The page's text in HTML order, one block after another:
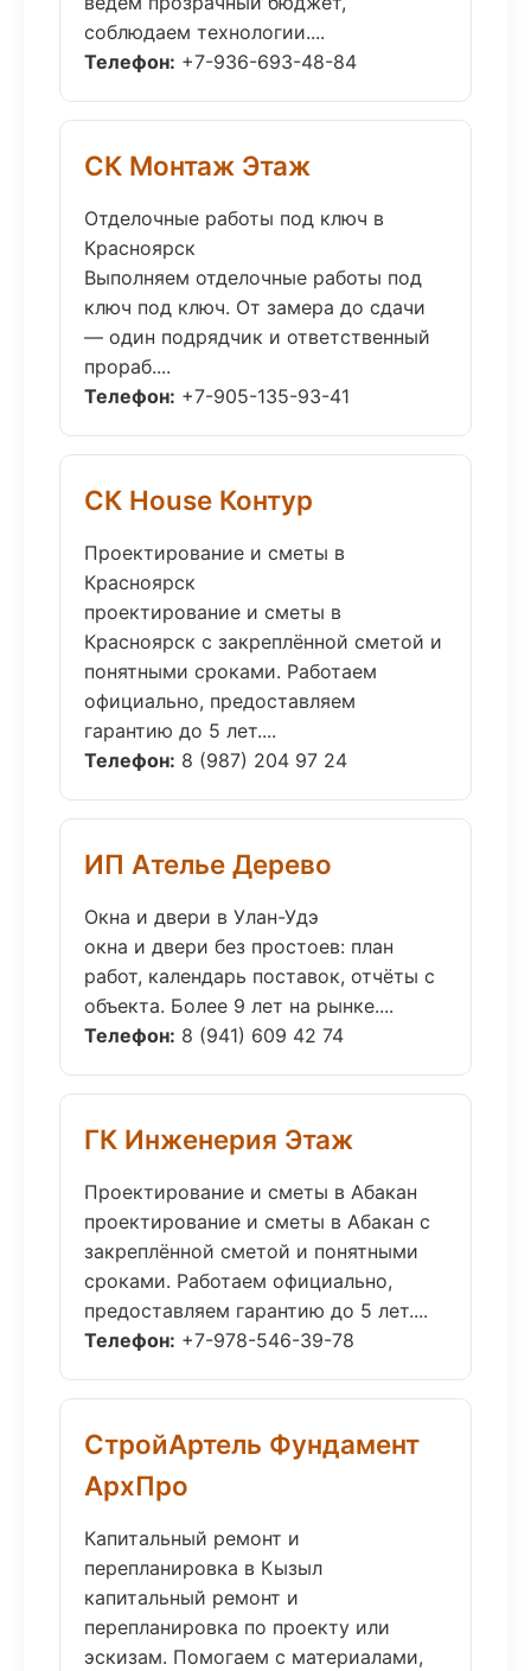
соблюдаем технологии....
Телефон: +7-936-693-48-84
СК Монтаж Этаж
Отделочные работы под ключ в
Красноярск
Выполняем отделочные работы под
ключ под ключ. От замера до сдачи
— один подрядчик и ответственный
прораб....
Телефон: +7-905-135-93-41
СК House Контур
Проектирование и сметы в
Красноярск
проектирование и сметы в
Красноярск с закреплённой сметой и
понятными сроками. Работаем
официально, предоставляем
гарантию до 5 лет....
Телефон: 8 (987) 204 97 24
ИП Ателье Дерево
Окна и двери в Улан-Удэ
окна и двери без простоев: план
работ, календарь поставок, отчёты с
объекта. Более 9 лет на рынке....
Телефон: 8 (941) 609 42 74
ГК Инженерия Этаж
Проектирование и сметы в Абакан
проектирование и сметы в Абакан с
закреплённой сметой и понятными
сроками. Работаем официально,
предоставляем гарантию до 5 лет....
Телефон: +7-978-546-39-78
СтройАртель Фундамент
АрхПро
Капитальный ремонт и
перепланировка в Кызыл
капитальный ремонт и
перепланировка по проекту или
эскизам. Помогаем с материалами,